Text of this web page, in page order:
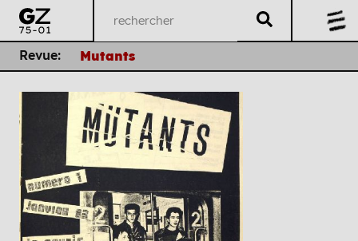
Revue: Mutants